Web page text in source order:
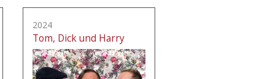
2024
Tom, Dick und Harry